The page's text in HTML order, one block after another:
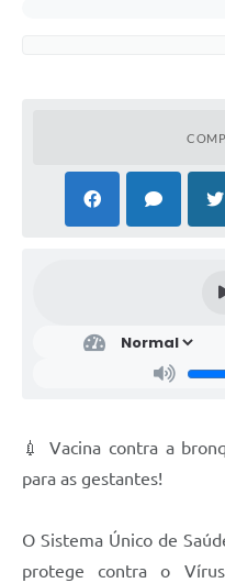
💉 Vacina contra a
para as gestantes!
O Sistema Único de
protege contra o Vírus